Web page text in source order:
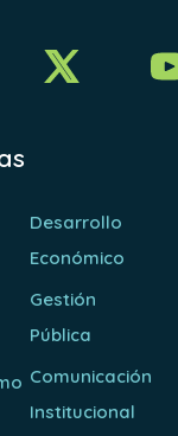
Desarrollo
Económico
Gestión
Pública
Comunicación
Institucional